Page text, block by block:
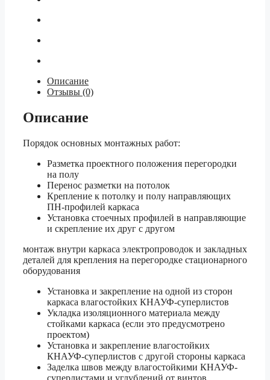
Описание
Отзывы (0)
Описание
Порядок основных монтажных работ:
Разметка проектного положения перегородки
на полу
Перенос разметки на потолок
Крепление к потолку и полу направляющих
ПН-профилей каркаса
Установка стоечных профилей в направляющие
и скрепление их друг с другом
монтаж внутри каркаса электропроводок и закладных
деталей для крепления на перегородке стационарного
оборудования
Установка и закрепление на одной из сторон
каркаса влагостойких КНАУФ-суперлистов
Укладка изоляционного материала между
стойками каркаса (если это предусмотрено
проектом)
Установка и закрепление влагостойких
КНАУФ-суперлистов с другой стороны каркаса
Заделка швов между влагостойкими КНАУФ-